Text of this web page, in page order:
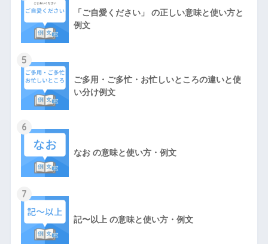
「ご自愛ください」 の正しい意味と使い方と
例文
5
ご多用・ご多忙・お忙しいところの違いと使
い分け例文
6
なお の意味と使い方・例文
7
記〜以上 の意味と使い方・例文